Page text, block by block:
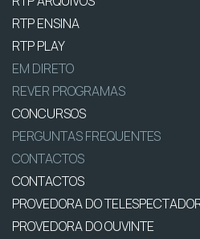
RTP ENSINA
RTP PLAY
EM DIRETO
REVER PROGRAMAS
CONCURSOS
PERGUNTAS FREQUENTES
CONTACTOS
CONTACTOS
PROVEDORA DO
PROVEDORA DO OUVINTE